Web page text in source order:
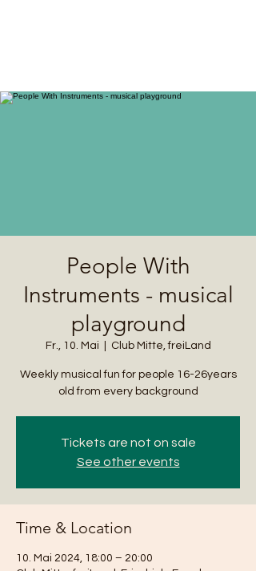
People With
Instruments - musical
playground
Fr., 10. Mai Club Mitte, freiLand
Weekly musical fun for people 16-26years
old from every background
Tickets are not on sale
See other events
Time & Location
10. Mai 2024, 18:00 – 20:00